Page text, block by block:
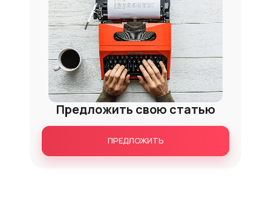
Предложить свою статью
ПРЕДЛОЖИТЬ